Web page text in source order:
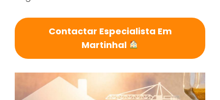
Contactar Especialista Em
Martinhal